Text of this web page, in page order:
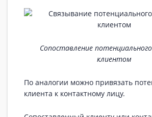
Сопоставление
клиентом
По аналогии можно привязать
клиента к контактному лицу.